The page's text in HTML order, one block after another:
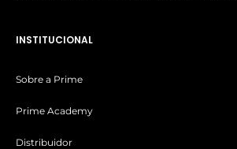
INSTITUCIONAL
Sobre a Prime
Prime Academy
Distribuidor